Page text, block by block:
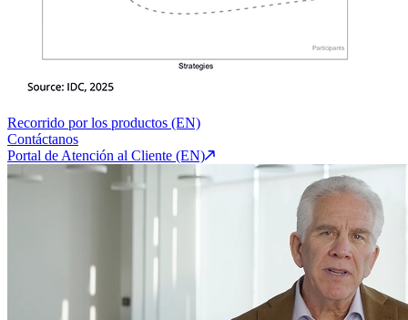
Recorrido por los productos (EN)
Contáctanos
Portal de Atención al Cliente (EN)